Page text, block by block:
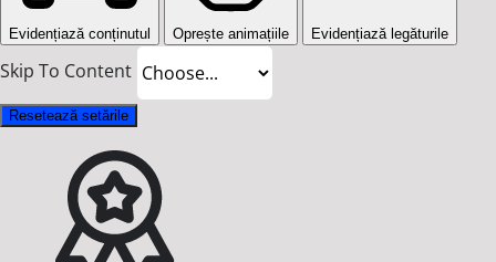
Evidențiază conținutul Oprește animațiile Evidențiază legăturile
Skip To Content
Resetează setările